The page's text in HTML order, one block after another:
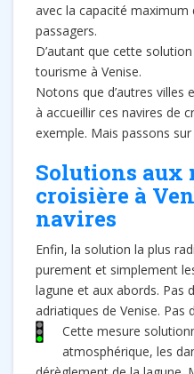
avec la capacité maximum
passagers.
D’autant que cette
tourisme à Venise.
Notons que d’autres villes
à accueillir ces navires de
exemple. Mais passons
Solutions aux
croisière à
navires
Enfin, la solution la plus
purement et simplement
lagune et aux abords. Pas
adriatiques de Venise. Pas
Cette mesure
atmosphérique, les